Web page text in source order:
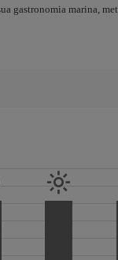
gastronomia marina,